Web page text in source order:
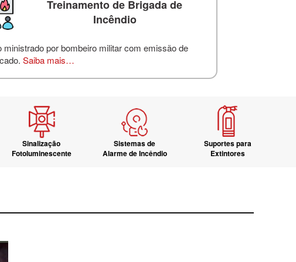
Treinamento de Brigada de
Incêndio
ministrado por bombeiro militar com emissão de
Saiba mais…
Sinalização
Fotoluminescente
Sistemas de
Alarme de Incêndio
Suportes para
Extintores